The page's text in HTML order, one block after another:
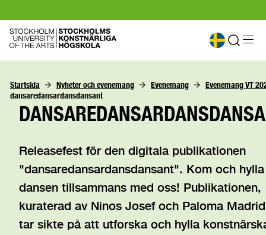
Startsida Nyheter och evenemang Evenemang
Evenemang VT
dansaredansardansdansant
Releasefest för den digitala publikationen
"dansaredansardansdansant". Kom och hylla
dansen tillsammans med oss! Publikationen,
kuraterad av Ninos Josef och Paloma
tar sikte på att utforska och hylla